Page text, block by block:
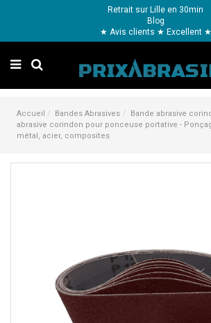
Retrait sur Lille en 30min
Blog
★ Avis clients ★ Excellent ★
Accueil Bandes Abrasives Bande abrasive
abrasive corindon pour ponceuse portative -
métal, acier, composites